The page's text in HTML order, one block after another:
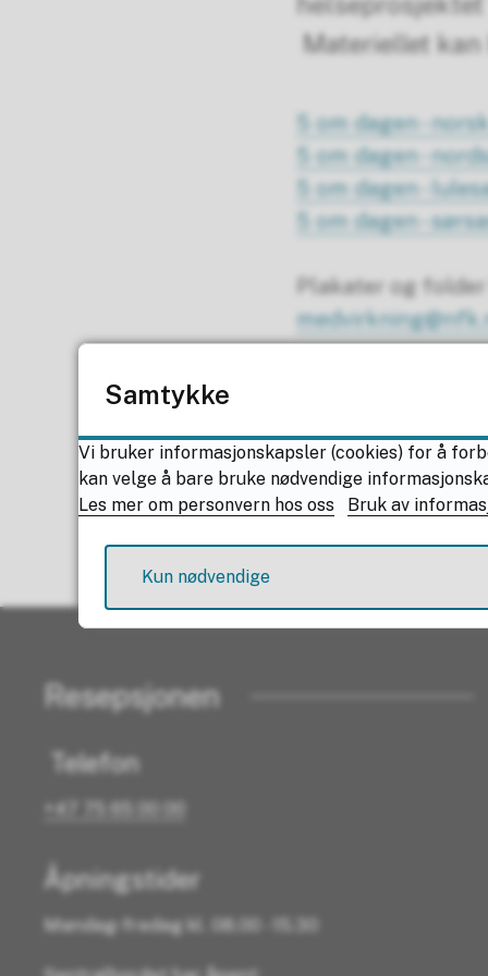
Materiellet
5 om dagen -
5 om dagen -
5 om dagen -
5 om dagen -
Plakater og
Resepsjonen
Telefon
+47 75 65 00 00
Åpningstider
Mandag-fredag kl. 08.00 - 15.30
Samtykke
Vi bruker informasjonskapsler (cookies) for å
kan velge å bare bruke nødvendige
Les mer om personvern hos oss
Bruk av
Kun nødvendige